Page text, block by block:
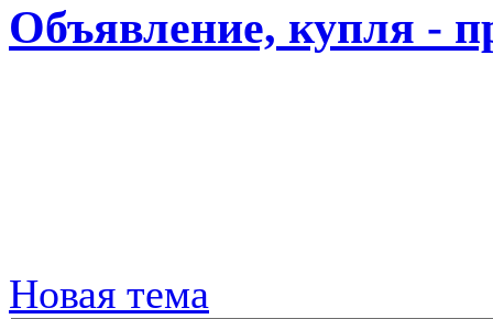
Объявление, купля -
Новая тема